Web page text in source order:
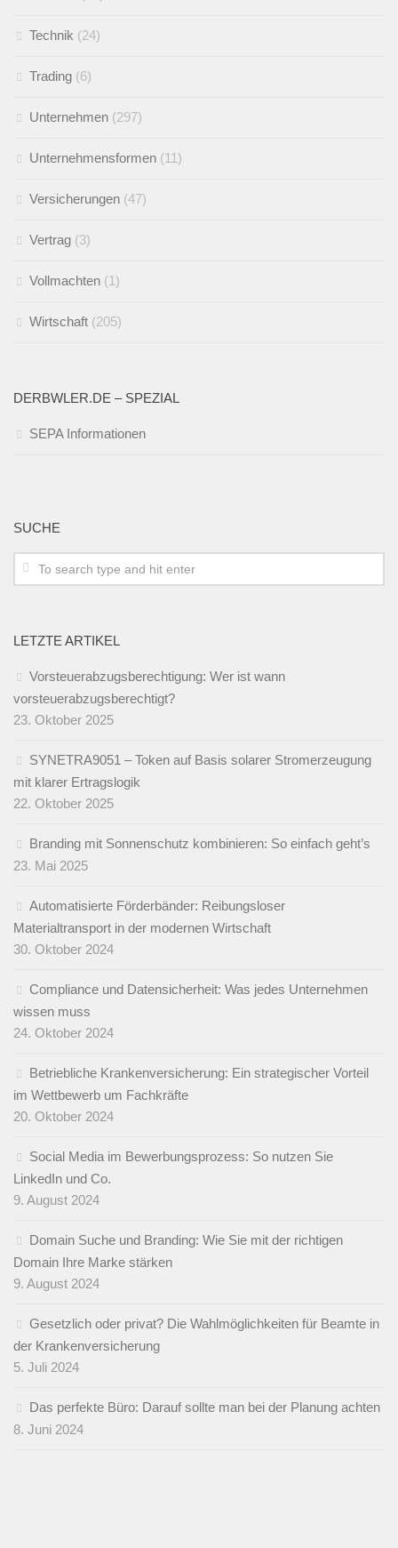
Technik (24)
Trading (6)
Unternehmen (297)
Unternehmensformen (11)
Versicherungen (47)
Vertrag (3)
Vollmachten (1)
Wirtschaft (205)
DERBWLER.DE – SPEZIAL
SEPA Informationen
SUCHE
LETZTE ARTIKEL
Vorsteuerabzugsberechtigung: Wer ist wann
vorsteuerabzugsberechtigt?
23. Oktober 2025
SYNETRA9051 – Token auf Basis solarer Stromerzeugung
mit klarer Ertragslogik
22. Oktober 2025
Branding mit Sonnenschutz kombinieren: So einfach geht’s
23. Mai 2025
Automatisierte Förderbänder: Reibungsloser
Materialtransport in der modernen Wirtschaft
30. Oktober 2024
Compliance und Datensicherheit: Was jedes Unternehmen
wissen muss
24. Oktober 2024
Betriebliche Krankenversicherung: Ein strategischer Vorteil
im Wettbewerb um Fachkräfte
20. Oktober 2024
Social Media im Bewerbungsprozess: So nutzen Sie
LinkedIn und Co.
9. August 2024
Domain Suche und Branding: Wie Sie mit der richtigen
Domain Ihre Marke stärken
9. August 2024
Gesetzlich oder privat? Die Wahlmöglichkeiten für Beamte in
der Krankenversicherung
5. Juli 2024
Das perfekte Büro: Darauf sollte man bei der Planung achten
8. Juni 2024